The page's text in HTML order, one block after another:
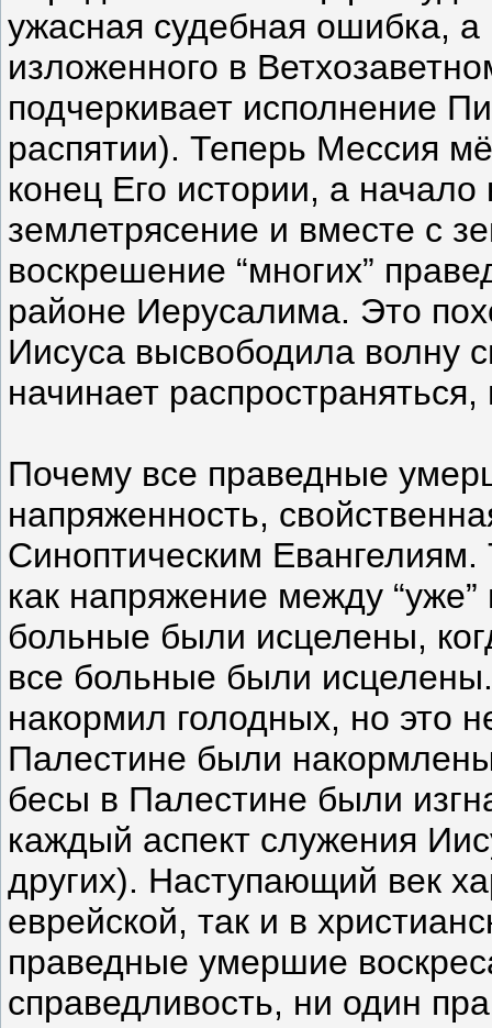
ужасная судебная ошибка, а
изложенного в
подчеркивает исполнение
распятии). Теперь Мессия
конец Его истории, а
землетрясение и вместе с
воскрешение “многих”
районе Иерусалима. Это
Иисуса высвободила волну
начинает
Почему все праведные
напряженность,
Синоптическим Евангелиям.
как напряжение между
больные были исцелены,
все больные были
накормил голодных, но это
Палестине были
бесы в Палестине были
каждый аспект служения
других). Наступающий век
еврейской, так и в
праведные умершие
справедливость, ни один